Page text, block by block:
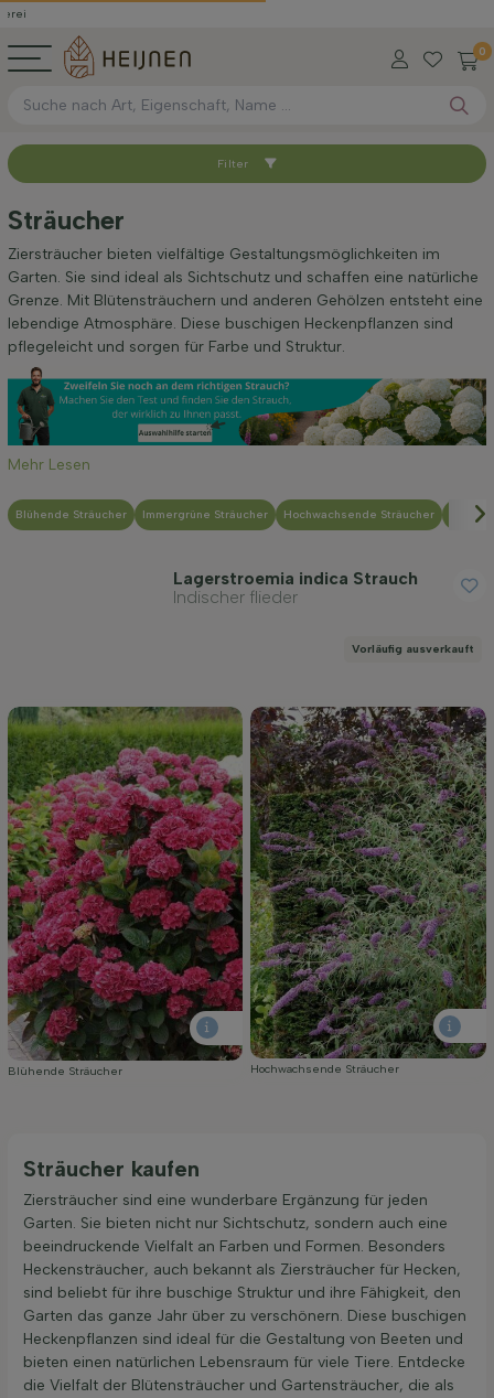
0
Sortieren nach
Blütezeit
Preis
Filter anwenden
Filter
Sträucher
Ziersträucher bieten vielfältige Gestaltungsmöglichkeiten im
Garten. Sie sind ideal als Sichtschutz und schaffen eine natürliche
Grenze. Mit Blütensträuchern und anderen Gehölzen entsteht eine
lebendige Atmosphäre. Diese buschigen Heckenpflanzen sind
pflegeleicht und sorgen für Farbe und Struktur.
Mehr Lesen
Blühende Sträucher Immergrüne Sträucher Hochwachsende Sträucher
Lagerstroemia indica Strauch
Indischer flieder
Vorläufig ausverkauft
Blühende Sträucher Hochwachsende Sträucher
Sträucher kaufen
Ziersträucher sind eine wunderbare Ergänzung für jeden
Garten. Sie bieten nicht nur Sichtschutz, sondern auch eine
beeindruckende Vielfalt an Farben und Formen. Besonders
Heckensträucher, auch bekannt als Ziersträucher für Hecken,
sind beliebt für ihre buschige Struktur und ihre Fähigkeit, den
Garten das ganze Jahr über zu verschönern. Diese buschigen
Heckenpflanzen sind ideal für die Gestaltung von Beeten und
bieten einen natürlichen Lebensraum für viele Tiere. Entdecke
die Vielfalt der Blütensträucher und Gartensträucher, die als